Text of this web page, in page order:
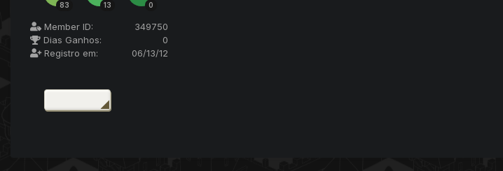
83 13 0
Member ID:
349750
Dias Ganhos:
0
Registro em:
06/13/12